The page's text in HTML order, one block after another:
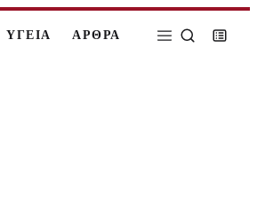
ΥΓΕΙΑ ΑΡΘΡΑ